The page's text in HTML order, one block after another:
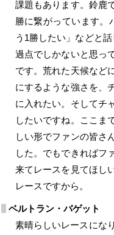
課題もあります。鈴鹿
勝に繋がっています。
う1勝したい」などと
過点でしかないと思っ
です。荒れた天候など
にするような強さを、
に入れたい。そしてチ
したいですね。ここま
しい形でファンの皆さ
した。でもできればフ
来てレースを見てほし
レースですから。
ベルトラン・バゲット
素晴らしいレースにな